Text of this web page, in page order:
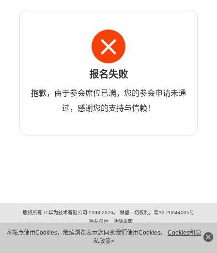
本站点使用Cookies，继续浏览表示您同意我们使用Cookies。 Cookies和隐
私政策>
报名失败
抱歉，由于参会席位已满，您的参会申请未通
过，感谢您的支持与信赖！
版权所有 © 华为技术有限公司 1998-2026。 保留一切权利。粤A2-20044005号
隐私保护
法律声明